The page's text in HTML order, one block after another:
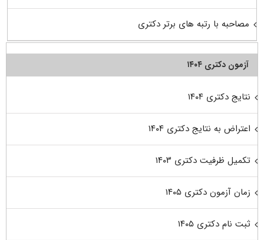
مصاحبه با رتبه های برتر دکتری
آزمون دکتری ۱۴۰۴
نتایج دکتری ۱۴۰۴
اعتراض به نتایج دکتری ۱۴۰۴
تکمیل ظرفیت دکتری ۱۴۰۳
زمان آزمون دکتری ۱۴۰۵
ثبت نام دکتری ۱۴۰۵